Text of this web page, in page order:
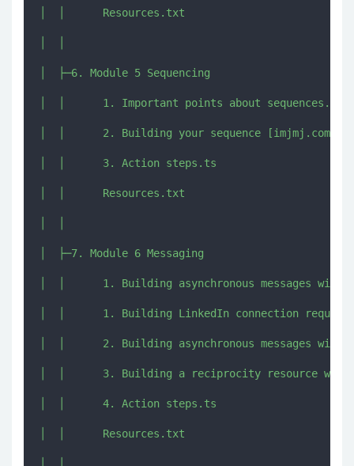
│  │      Resources.txt
│  ├─6. Module 5 Sequencing
│  │      1. Important points about sequences.ts
│  │      2. Building your sequence
│  │      3. Action steps.ts
│  │      Resources.txt
│  ├─7. Module 6 Messaging
│  │      1. Building asynchronous messages with
│  │      1. Building LinkedIn connection
│  │      2. Building asynchronous messages with
│  │      3. Building a reciprocity resource
│  │      4. Action steps.ts
│  │      Resources.txt